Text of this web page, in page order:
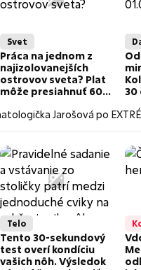
Svet
Práca na jednom z
najizolovanejších
ostrovov sveta? Plat
môže presiahnuť 60-
tam je poriadna
30
Jarošová po
Telo
Tento 30-sekundový
test overí kondíciu
vašich nôh. Výsledok